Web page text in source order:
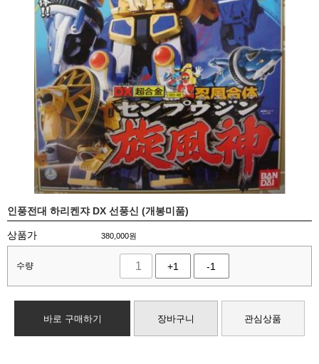
인풍전대 하리켄쟈 DX 선풍신 (개봉미품)
상품가 380,000원
수량 +1 -1
바로 구매하기 장바구니 관심상품